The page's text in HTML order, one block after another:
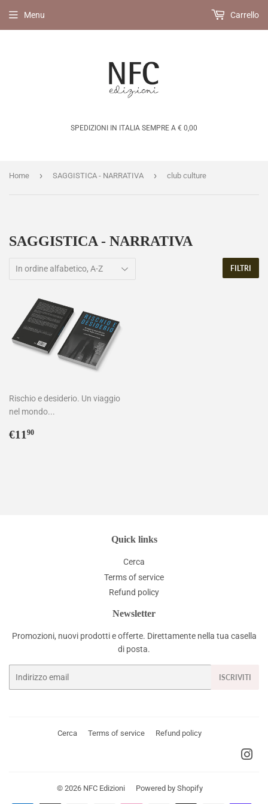
SPEDIZIONI IN ITALIA SEMPRE A € 0,00
Menu Carrello
Home › SAGGISTICA - NARRATIVA › club culture
SAGGISTICA - NARRATIVA
FILTRI
Rischio e desiderio. Un viaggio
nel mondo...
Prezzo
€11 90
Quick links
Cerca
Terms of service
Refund policy
Newsletter
Promozioni, nuovi prodotti e offerte. Direttamente nella tua casella
di posta.
ISCRIVITI
Cerca Terms of service Refund policy
© 2026 NFC Edizioni Powered by Shopify